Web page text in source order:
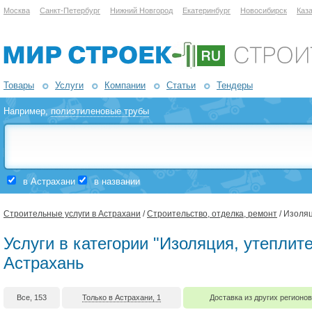
Москва Санкт-Петербург Нижний Новгород Екатеринбург Новосибирск
Товары Услуги Компании Статьи Тендеры
Например,полиэтиленовые трубы
в Астрахани в названии
Строительные услуги в Астрахани /Строительство, отделка, ремонт /
Услуги в категории "Изоляция,
Астрахань
Все, 153 Только в Астрахани, 1 Доставка из других